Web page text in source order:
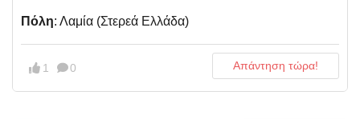
Πόλη: Λαμία (Στερεά Ελλάδα)
1 0 Απάντηση τώρα!